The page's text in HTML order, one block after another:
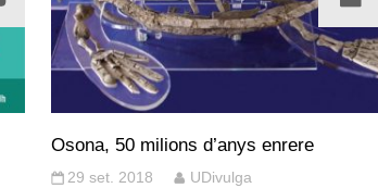
Osona, 50 milions d’anys enrere
29 set. 2018 UDivulga